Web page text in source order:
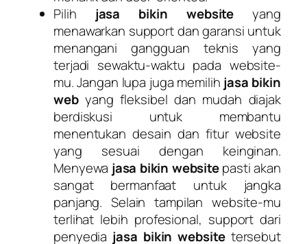
Pilih jasa bikin website yang
menawarkan support dan garansi untuk
menangani gangguan teknis yang
terjadi sewaktu-waktu pada website-
mu. Jangan lupa juga memilih jasa bikin
webyang fleksibel dan mudah diajak
berdiskusi untuk membantu
menentukan desain dan fitur website
yang sesuai dengan keinginan.
Menyewa jasa bikin websitepasti akan
sangat bermanfaat untuk jangka
panjang. Selain tampilan website-mu
terlihat lebih profesional, support dari
penyedia jasa bikin websitetersebut